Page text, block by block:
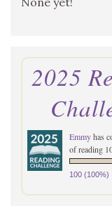
2025
Emmyhas
of reading
100 (100%)